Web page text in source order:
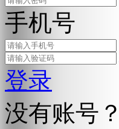
手机号
登录
没有账号？